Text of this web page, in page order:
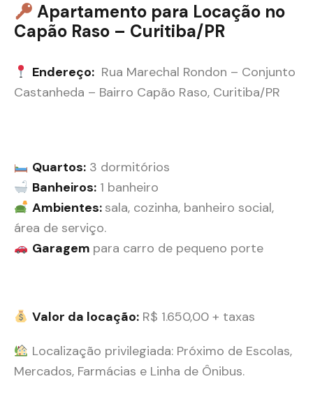
Apartamento para Locação no
Capão Raso – Curitiba/PR
Endereço:Rua Marechal Rondon – Conjunto
Castanheda – Bairro Capão Raso, Curitiba/PR
Quartos:3 dormitórios
Banheiros:1 banheiro
Ambientes:sala, cozinha, banheiro social,
área de serviço.
Garagem para carro de pequeno porte
Valor da locação:R$ 1.650,00 + taxas
Localização privilegiada: Próximo de Escolas,
Mercados, Farmácias e Linha de Ônibus.